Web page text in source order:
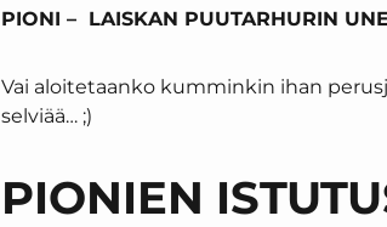
PIONI – LAISKAN PUUTARHURIN
Vai aloitetaanko kumminkin ihan
selviää… ;)
PIONIEN